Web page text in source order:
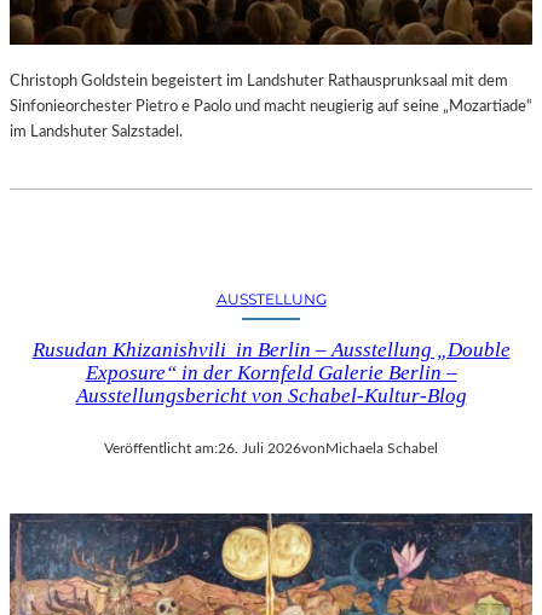
Christoph Goldstein begeistert im Landshuter Rathausprunksaal mit dem
Sinfonieorchester Pietro e Paolo und macht neugierig auf seine „Mozartiade“
im Landshuter Salzstadel.
AUSSTELLUNG
Rusudan Khizanishvili in Berlin – Ausstellung „Double
Exposure“ in der Kornfeld Galerie Berlin –
Ausstellungsbericht von Schabel-Kultur-Blog
Veröffentlicht am:26. Juli 2026vonMichaela Schabel